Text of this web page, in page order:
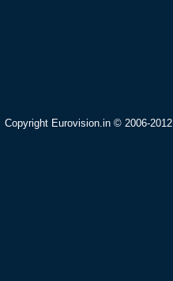
Copyright Eurovision.in © 2006-2012